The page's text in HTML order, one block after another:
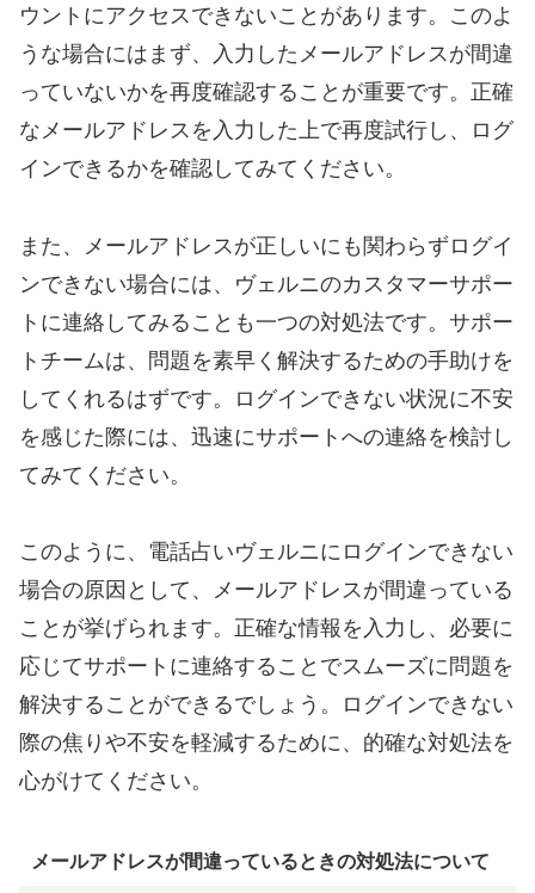
ウントにアクセスできないことがあります。このよ
うな場合にはまず、入力したメールアドレスが間違
っていないかを再度確認することが重要です。正確
なメールアドレスを入力した上で再度試行し、ログ
インできるかを確認してみてください。
また、メールアドレスが正しいにも関わらずログイ
ンできない場合には、ヴェルニのカスタマーサポー
トに連絡してみることも一つの対処法です。サポー
トチームは、問題を素早く解決するための手助けを
してくれるはずです。ログインできない状況に不安
を感じた際には、迅速にサポートへの連絡を検討し
てみてください。
このように、電話占いヴェルニにログインできない
場合の原因として、メールアドレスが間違っている
ことが挙げられます。正確な情報を入力し、必要に
応じてサポートに連絡することでスムーズに問題を
解決することができるでしょう。ログインできない
際の焦りや不安を軽減するために、的確な対処法を
心がけてください。
メールアドレスが間違っているときの対処法について